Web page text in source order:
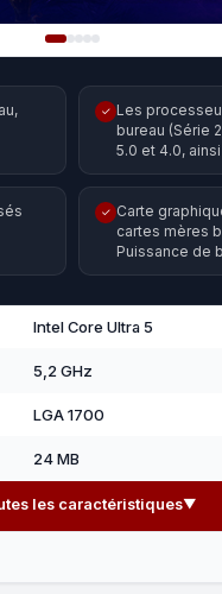
✓ Les
bureau (Série
5.0 et 4.0,
✓ Carte
cartes mères
Puissance de
Intel Core Ultra 5
5,2 GHz
LGA 1700
24 MB
les caractéristiques▼